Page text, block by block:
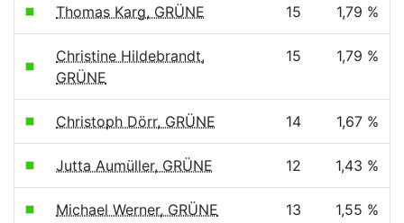
Thomas Karg, GRÜNE 15 1,79 %
Christine Hildebrandt,
GRÜNE
15 1,79 %
Christoph Dörr, GRÜNE 14 1,67 %
Jutta Aumüller, GRÜNE 12 1,43 %
Michael Werner, GRÜNE 13 1,55 %